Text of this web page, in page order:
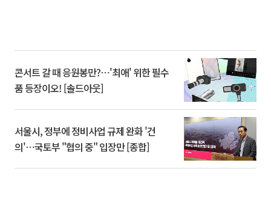
콘서트 갈 때 응원봉만?⋯'최애' 위한 필수
품 등장이오! [솔드아웃]
서울시, 정부에 정비사업 규제 완화 '건
의'⋯국토부 "협의 중" 입장만 [종합]